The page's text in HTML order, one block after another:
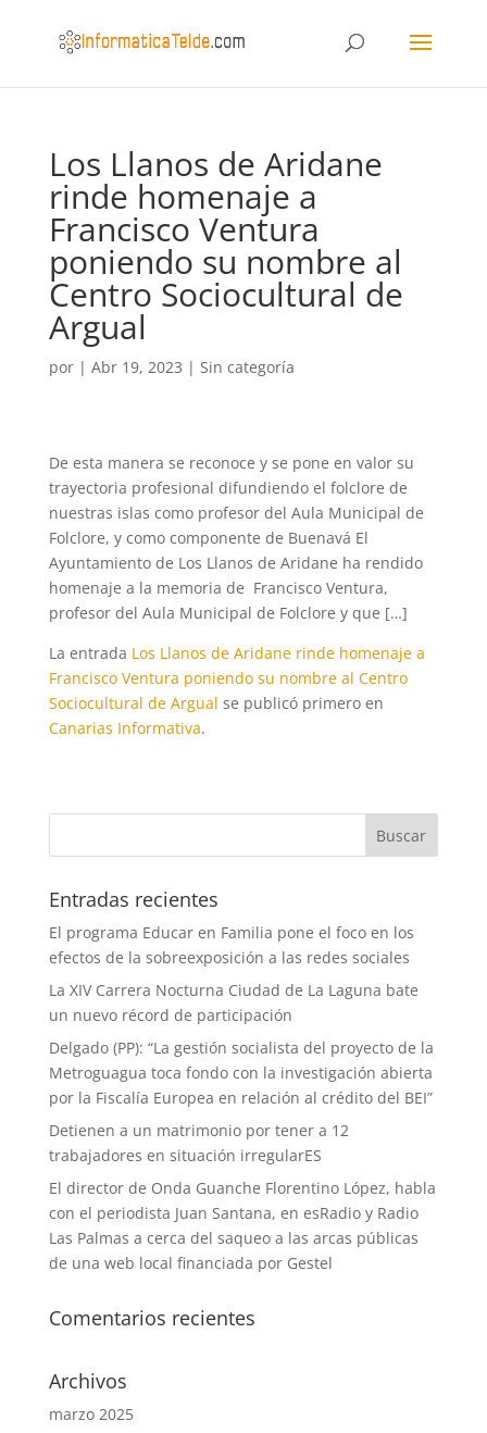
Los Llanos de Aridane
rinde homenaje a
Francisco Ventura
poniendo su nombre al
Centro Sociocultural de
Argual
por | Abr 19, 2023 | Sin categoría
De esta manera se reconoce y se pone en valor su
trayectoria profesional difundiendo el folclore de
nuestras islas como profesor del Aula Municipal de
Folclore, y como componente de Buenavá El
Ayuntamiento de Los Llanos de Aridane ha rendido
homenaje a la memoria de Francisco Ventura,
profesor del Aula Municipal de Folclore y que […]
La entrada Los Llanos de Aridane rinde homenaje a
Francisco Ventura poniendo su nombre al Centro
Sociocultural de Argual se publicó primero en
Canarias Informativa.
Entradas recientes
El programa Educar en Familia pone el foco en los
efectos de la sobreexposición a las redes sociales
La XIV Carrera Nocturna Ciudad de La Laguna bate
un nuevo récord de participación
Delgado (PP): “La gestión socialista del proyecto de la
Metroguagua toca fondo con la investigación abierta
por la Fiscalía Europea en relación al crédito del BEI”
Detienen a un matrimonio por tener a 12
trabajadores en situación irregularES
El director de Onda Guanche Florentino López, habla
con el periodista Juan Santana, en esRadio y Radio
Las Palmas a cerca del saqueo a las arcas públicas
de una web local financiada por Gestel
Comentarios recientes
Archivos
marzo 2025